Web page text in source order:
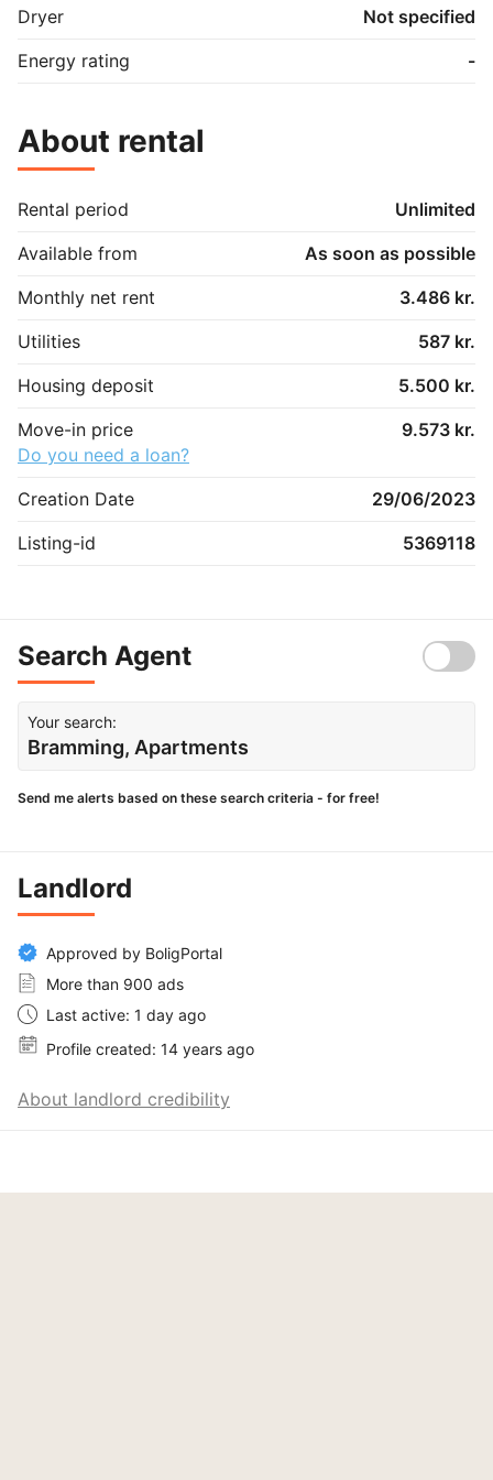
Dryer
Not specified
Energy rating
-
About rental
Rental period
Unlimited
Available from
As soon as possible
Monthly net rent
3.486 kr.
Utilities
587 kr.
Housing deposit
5.500 kr.
Move-in price
9.573 kr.
Do you need a loan?
Creation Date
29/06/2023
Listing-id
5369118
Search Agent
Your search:
Bramming, Apartments
Send me alerts based on these search criteria - for free!
Landlord
Approved by BoligPortal
More than 900 ads
Last active: 1 day ago
Profile created: 14 years ago
About landlord credibility